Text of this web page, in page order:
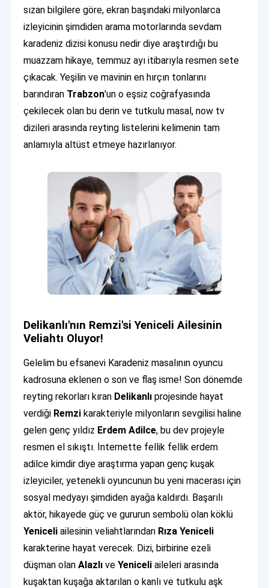
sızan bilgilere göre, ekran başındaki milyonlarca
izleyicinin şimdiden arama motorlarında sevdam
karadeniz dizisi konusu nedir diye araştırdığı bu
muazzam hikaye, temmuz ayı itibarıyla resmen sete
çıkacak. Yeşilin ve mavinin en hırçın tonlarını
barındıran Trabzon'un o eşsiz coğrafyasında
çekilecek olan bu derin ve tutkulu masal, now tv
dizileri arasında reyting listelerini kelimenin tam
anlamıyla altüst etmeye hazırlanıyor.
Delikanlı'nın Remzi'si Yeniceli Ailesinin
Veliahtı Oluyor!
Gelelim bu efsanevi Karadeniz masalının oyuncu
kadrosuna eklenen o son ve flaş isme! Son dönemde
reyting rekorları kıran Delikanlı projesinde hayat
verdiği Remzi karakteriyle milyonların sevgilisi haline
gelen genç yıldız Erdem Adilce, bu dev projeyle
resmen el sıkıştı. İnternette fellik fellik erdem
adilce kimdir diye araştırma yapan genç kuşak
izleyiciler, yetenekli oyuncunun bu yeni macerası için
sosyal medyayı şimdiden ayağa kaldırdı. Başarılı
aktör, hikayede güç ve gururun sembolü olan köklü
Yeniceli ailesinin veliahtlarından Rıza Yeniceli
karakterine hayat verecek. Dizi, birbirine ezeli
düşman olanAlazlı veYeniceli aileleri arasında
kuşaktan kuşağa aktarılan o kanlı ve tutkulu aşk